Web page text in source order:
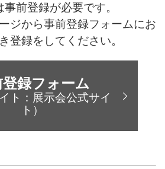
事前登録が必要です。
ジから事前登録フォームにお
登録をしてください。
登録フォーム
ト：展示会公式サイ
ト）